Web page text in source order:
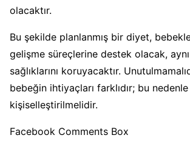
olacaktır.
Bu şekilde planlanmış bir diyet,
gelişme süreçlerine destek olacak,
sağlıklarını koruyacaktır.
bebeğin ihtiyaçları farklıdır; bu
kişiselleştirilmelidir.
Facebook Comments Box